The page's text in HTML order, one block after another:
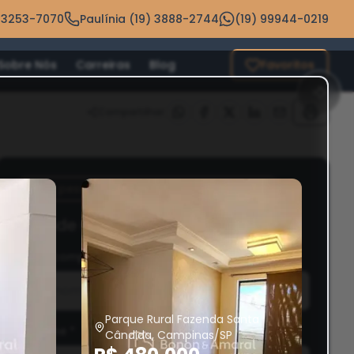
7070 Paulínia (19) 3888-2744 (19) 99944-0219
Sobre Nós Carreiras Blog Favoritos
Parque Rural Fazenda Santa
Cândida, Campinas/SP
144 pessoas estão de olho nesse imóvel
Agende uma Visita
Nome completo *
Telefone